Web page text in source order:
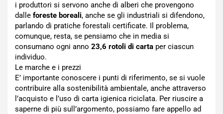
i produttori si servono anche di alberi che provengono
dalle foreste boreali, anche se gli industriali si difendono,
parlando di pratiche forestali certificate. Il problema,
comunque, resta, se pensiamo che in media si
consumano ogni anno 23,6 rotoli di carta per ciascun
individuo.
Le marche e i prezzi
E’ importante conoscere i punti di riferimento, se si vuole
contribuire alla sostenibilità ambientale, anche attraverso
l’acquisto e l’uso di carta igienica riciclata. Per riuscire a
saperne di più sull’argomento, possiamo fare appello ad